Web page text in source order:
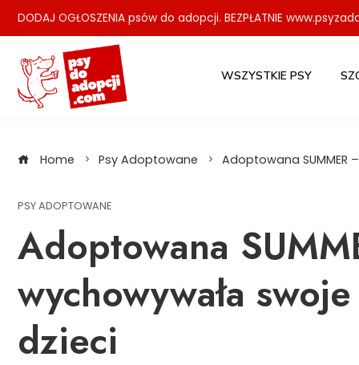
SkipDODAJ OGŁOSZENIA psów do adopcji. BEZPŁATNIE
WSZYSTKIE PSY
Home Psy Adoptowane Adoptowana
PSY ADOPTOWANE
Adoptowana
wychowywała
dzieci